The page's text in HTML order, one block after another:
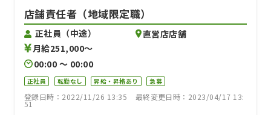
店舗責任者（地域限定職）
正社員（中途）
月給251,000〜
00:00 〜 00:00
直営店店舗
正社員 転勤なし 昇給・昇格あり 急募
登録日時：2022/11/26 13:35 最終変更日時：2023/04/17 13:
51